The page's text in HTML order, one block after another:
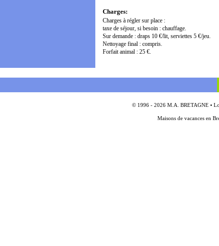
Charges:
Charges à régler sur place :
taxe de séjour, si besoin : chauffage.
Sur demande : draps 10 €/lit, serviettes 5 €/jeu.
Nettoyage final : compris.
Forfait animal : 25 €.
© 1996 - 2026 M.A. BRETAGNE •
Maisons de vacances en